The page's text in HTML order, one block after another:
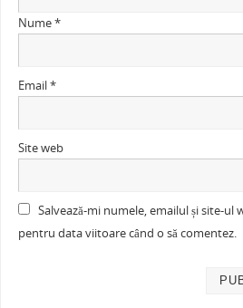
Nume*
Email*
Site web
Salvează-mi numele, emailul și site-ul
pentru data viitoare când o să comentez.